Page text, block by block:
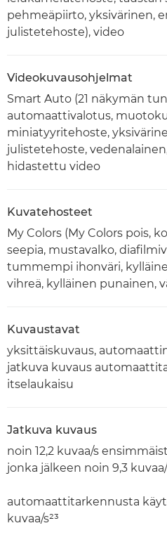
pehmeäpiirto, yksivärinen,
julistetehoste), video
Videokuvausohjelmat
Smart Auto (21 näkymän
automaattivalotus,
miniatyyritehoste,
julistetehoste,
hidastettu video
Kuvatehosteet
My Colors (My Colors pois,
seepia, mustavalko,
tummempi ihonväri,
vihreä, kylläinen punainen,
Kuvaustavat
yksittäiskuvaus,
jatkuva kuvaus
itselaukaisu
Jatkuva kuvaus
noin 12,2 kuvaa/s
jonka jälkeen noin 9,3
automaattitarkennusta
kuvaa/s²³